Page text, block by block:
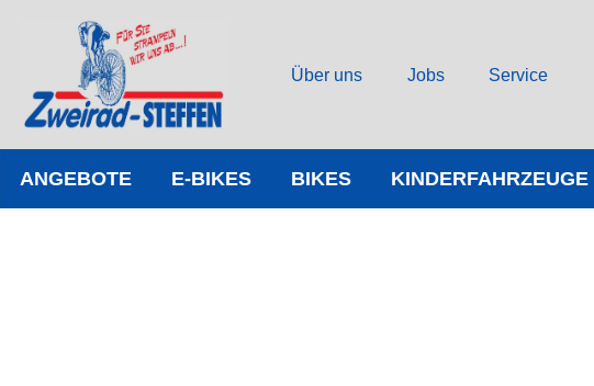
Über uns Jobs Service
ANGEBOTE E-BIKES BIKES KINDERFAHRZEUGE